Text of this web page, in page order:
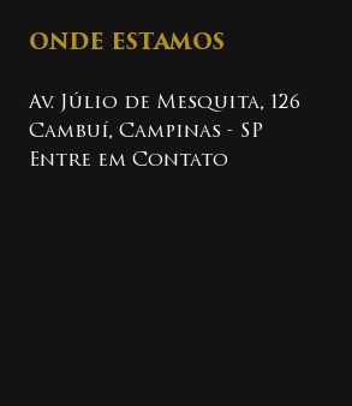
ONDE ESTAMOS
Av. Júlio de Mesquita, 126
Cambuí, Campinas - SP
Entre em Contato